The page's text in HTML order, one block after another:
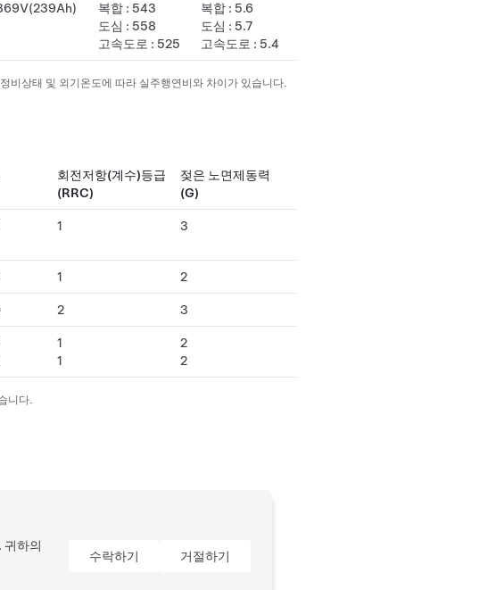
복합 : 543
도심 : 558
고속도로 : 525
복합 : 5.6
도심 : 5.7
고속도로 : 5.4
비상태 및 외기온도에 따라 실주행연비와 차이가 있습니다.
회전저항(계수)등급
(RRC)
젖은 노면제동력
(G)
1 3
1 2
2 3
1
1
2
2
니다.
귀하의
수락하기 거절하기